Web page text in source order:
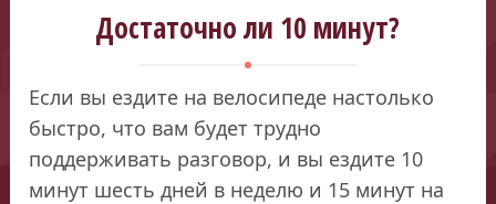
Достаточно ли 10 минут?
Если вы ездите на велосипеде настолько
быстро, что вам будет трудно
поддерживать разговор, и вы ездите 10
минут шесть дней в неделю и 15 минут на